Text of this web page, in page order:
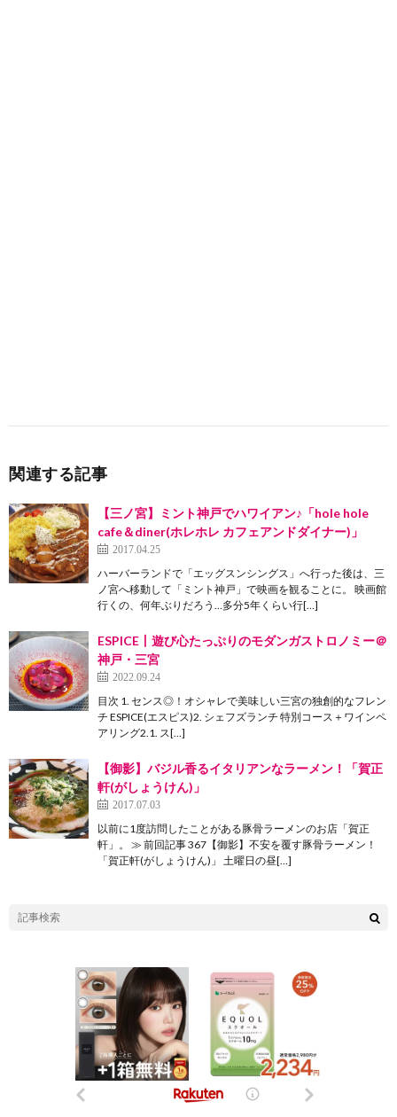
関連する記事
【三ノ宮】ミント神戸でハワイアン♪「hole hole
cafe＆diner(ホレホレ カフェアンドダイナー)」
2017.04.25
ハーバーランドで「エッグスンシングス」へ行った後は、三
ノ宮へ移動して「ミント神戸」で映画を観ることに。 映画館
行くの、何年ぶりだろう…多分5年くらい行[…]
ESPICE丨遊び心たっぷりのモダンガストロノミー＠
神戸・三宮
2022.09.24
目次 1. センス◎！オシャレで美味しい三宮の独創的なフレン
チ ESPICE(エスピス)2. シェフズランチ 特別コース＋ワインペ
アリング2.1. ス[…]
【御影】バジル香るイタリアンなラーメン！「賀正
軒(がしょうけん)」
2017.07.03
以前に1度訪問したことがある豚骨ラーメンのお店「賀正
軒」。 ≫ 前回記事 367【御影】不安を覆す豚骨ラーメン！
「賀正軒(がしょうけん)」 土曜日の昼[…]